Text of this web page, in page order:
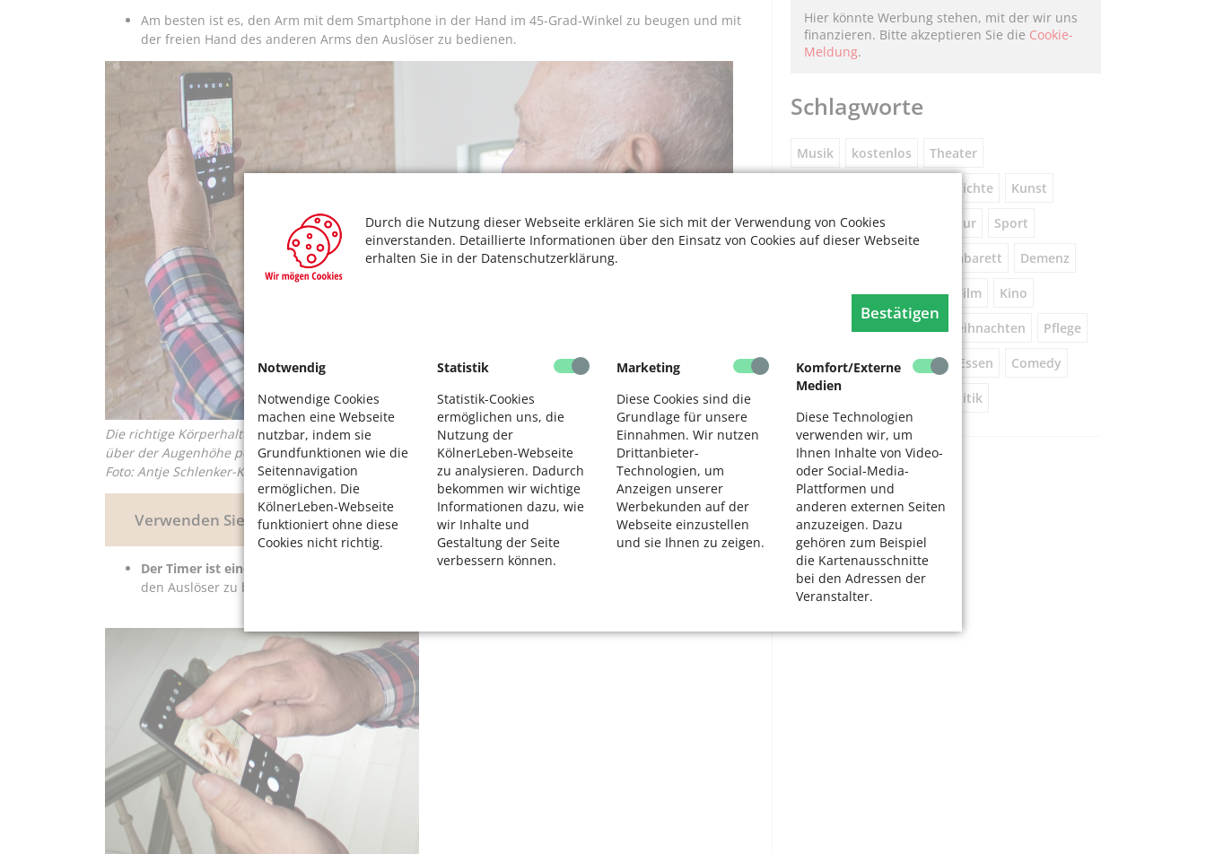
Durch die Nutzung dieser Webseite erklären Sie sich mit der Verwendung von Cookies
einverstanden. Detaillierte Informationen über den Einsatz von Cookies auf dieser Webseite
erhalten Sie in der Datenschutzerklärung.
Bestätigen
Notwendig
Notwendige Cookies
machen eine Webseite
nutzbar, indem sie
Grundfunktionen wie die
Seitennavigation
ermöglichen. Die
KölnerLeben-Webseite
funktioniert ohne diese
Cookies nicht richtig.
Statistik
Statistik-Cookies
ermöglichen uns, die
Nutzung der
KölnerLeben-Webseite
zu analysieren. Dadurch
bekommen wir wichtige
Informationen dazu, wie
wir Inhalte und
Gestaltung der Seite
verbessern können.
Marketing
Diese Cookies sind die
Grundlage für unsere
Einnahmen. Wir nutzen
Drittanbieter-
Technologien, um
Anzeigen unserer
Werbekunden auf der
Webseite einzustellen
und sie Ihnen zu zeigen.
Komfort/Externe
Medien
Diese Technologien
verwenden wir, um
Ihnen Inhalte von Video-
oder Social-Media-
Plattformen und
anderen externen Seiten
anzuzeigen. Dazu
gehören zum Beispiel
die Kartenausschnitte
bei den Adressen der
Veranstalter.
Am besten ist es, den Arm mit dem Smartphone in der Hand im 45-Grad-Winkel zu beugen und mit
der freien Hand des anderen Arms den Auslöser zu bedienen.
Die richtige Körperhaltung: Der Arm ist weit genug abgewinkelt und die Kamera des Smartphones ist kurz
über der Augenhöhe positioniert.
Foto: Antje Schlenker-Kortum
Verwenden Sie den eingebauten Timer.
Der Timer ist eine Art verzögerter Selbstauslöser.Bei Verwendung des Timers bleibt genug Zeit, um
den Auslöser zu betätigen und sich in Szene zu setzen.
Hier könnte Werbung stehen, mit der wir uns
finanzieren. Bitte akzeptieren Sie die Cookie-
Meldung.
Schlagworte
Musik kostenlos Theater
Geschichte Kunst
Museum Natur Literatur Sport
Kabarett Demenz
Wandern Brauchtum Film Kino
Vorsorge Beratung Weihnachten Pflege
Feste Tanz Vortrag Essen Comedy
Politik